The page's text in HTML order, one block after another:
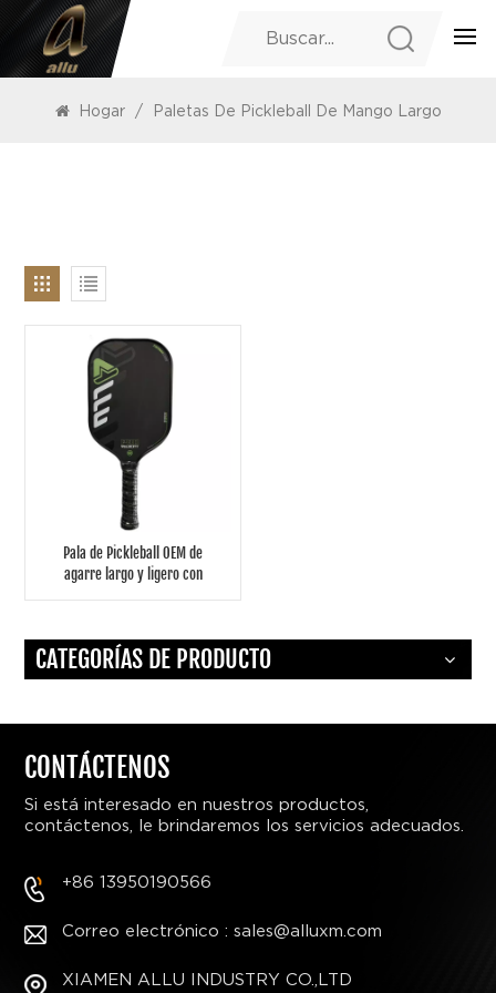
PRODUCTOS
Hogar / Paletas De Pickleball De Mango Largo
Pala de Pickleball OEM de
agarre largo y ligero con
700
CATEGORÍAS DE PRODUCTO
CONTÁCTENOS
Si está interesado en nuestros productos,
contáctenos, le brindaremos los servicios adecuados.
+86 13950190566
Correo electrónico : sales@alluxm.com
XIAMEN ALLU INDUSTRY CO.,LTD